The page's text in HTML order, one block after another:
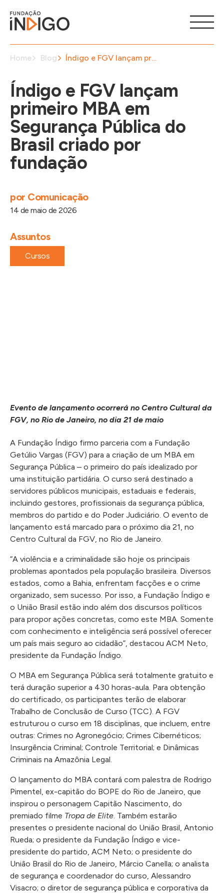
Home Blog Índigo e FGV lançam primeiro MBA em Segurança Pública do Brasil criado por fundação
Índigo e FGV lançam
primeiro MBA em
Segurança Pública do
Brasil criado por
fundação
por Comunicação
14 de maio de 2026
Assuntos
Cursos
Evento de lançamento ocorrerá no Centro Cultural da
FGV, no Rio de Janeiro, no dia 21 de maio
A Fundação Índigo firmo parceria com a Fundação
Getúlio Vargas (FGV) para a criação de um MBA em
Segurança Pública – o primeiro do país idealizado por
uma instituição partidária. O curso será destinado a
servidores públicos municipais, estaduais e federais,
incluindo gestores, profissionais da segurança pública,
membros do partido e do Poder Judiciário. O evento de
lançamento está marcado para o próximo dia 21, no
Centro Cultural da FGV, no Rio de Janeiro.
“A violência e a criminalidade são hoje os principais
problemas apontados pela população brasileira. Diversos
estados, como a Bahia, enfrentam facções e o crime
organizado, sem sucesso. Por isso, a Fundação Índigo e
o União Brasil estão indo além dos discursos políticos
para propor ações concretas, como este MBA. Somente
com conhecimento e inteligência será possível oferecer
um país mais seguro ao cidadão”, destacou ACM Neto,
presidente da Fundação Índigo.
O MBA em Segurança Pública será totalmente gratuito e
terá duração superior a 430 horas-aula. Para obtenção
do certificado, os participantes terão de elaborar
Trabalho de Conclusão de Curso (TCC). A FGV
estruturou o curso em 18 disciplinas, que incluem, entre
outras: Crimes no Agronegócio; Crimes Cibernéticos;
Insurgência Criminal; Controle Territorial; e Dinâmicas
Criminais na Amazônia Legal.
O lançamento do MBA contará com palestra de Rodrigo
Pimentel, ex-capitão do BOPE do Rio de Janeiro, que
inspirou o personagem Capitão Nascimento, do
premiado filme Tropa de Elite . Também estarão
presentes o presidente nacional do União Brasil, Antonio
Rueda; o presidente da Fundação Índigo e vice-
presidente do partido, ACM Neto; o presidente do
União Brasil do Rio de Janeiro, Márcio Canella; o analista
de segurança e coordenador do curso, Alessandro
Visacro; o diretor de segurança pública e corporativa da